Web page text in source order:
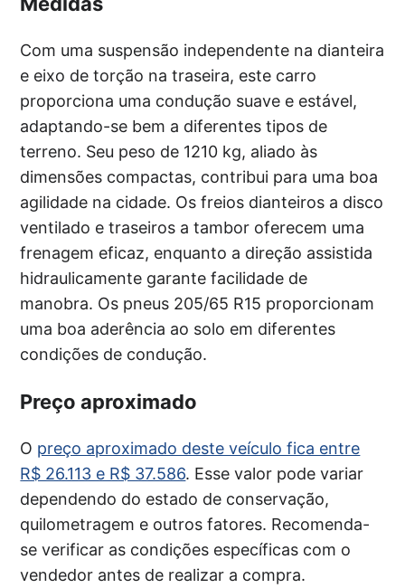
Com uma suspensão independente na dianteira
e eixo de torção na traseira, este carro
proporciona uma condução suave e estável,
adaptando-se bem a diferentes tipos de
terreno. Seu peso de 1210 kg, aliado às
dimensões compactas, contribui para uma boa
agilidade na cidade. Os freios dianteiros a disco
ventilado e traseiros a tambor oferecem uma
frenagem eficaz, enquanto a direção assistida
hidraulicamente garante facilidade de
manobra. Os pneus 205/65 R15 proporcionam
uma boa aderência ao solo em diferentes
condições de condução.
Preço aproximado
O preço aproximado deste veículo fica entre
R$ 26.113 e R$ 37.586. Esse valor pode variar
dependendo do estado de conservação,
quilometragem e outros fatores. Recomenda-
se verificar as condições específicas com o
vendedor antes de realizar a compra.